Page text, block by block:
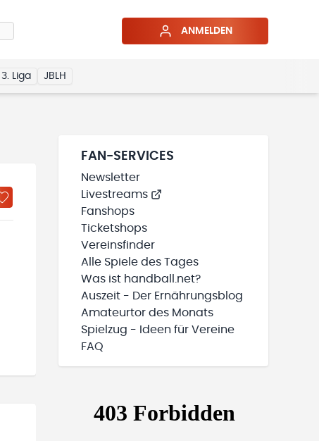
ANMELDEN
3. Liga JBLH
FAN-SERVICES
Newsletter
Livestreams
Fanshops
Ticketshops
Vereinsfinder
Alle Spiele des Tages
Was ist handball.net?
Auszeit - Der Ernährungsblog
Amateurtor des Monats
Spielzug - Ideen für Vereine
FAQ